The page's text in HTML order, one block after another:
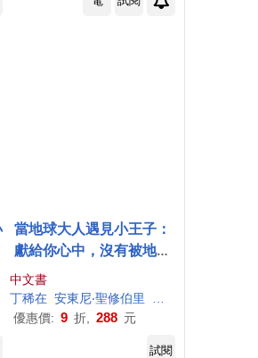
魯德亞德・吉卜林
當地球大人遇見小王子：
獻給你心中，沒有被地球
人同化的小小外星人(內附
《小王子》全文)
中文書
丁稀在 安東尼‧聖修伯里
優惠價: 9 折, 288 元
試閱